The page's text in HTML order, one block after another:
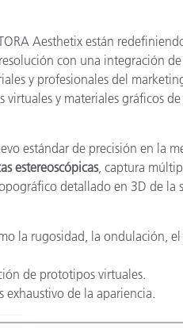
Aesthetix están
con una integración
y profesionales del
y materiales gráficos
estándar de precisión en la
estereoscópicas, captura
detallado en 3D de la
la rugosidad, la ondulación,
de prototipos virtuales.
exhaustivo de la apariencia.